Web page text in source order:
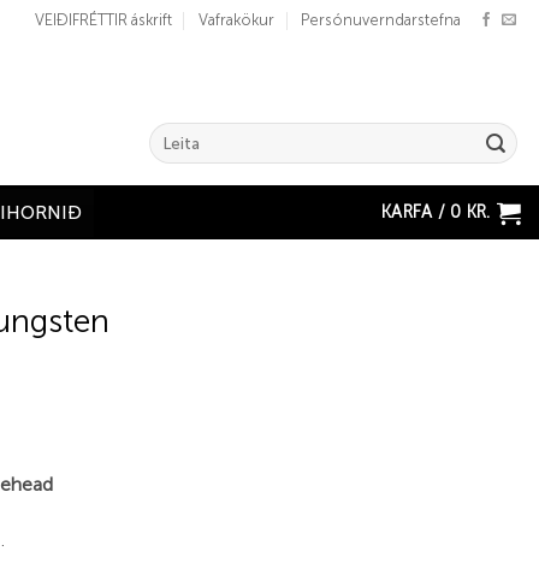
VEIÐIFRÉTTIR áskrift Vafrakökur Persónuverndarstefna
Search
for:
KARFA / 0 KR.